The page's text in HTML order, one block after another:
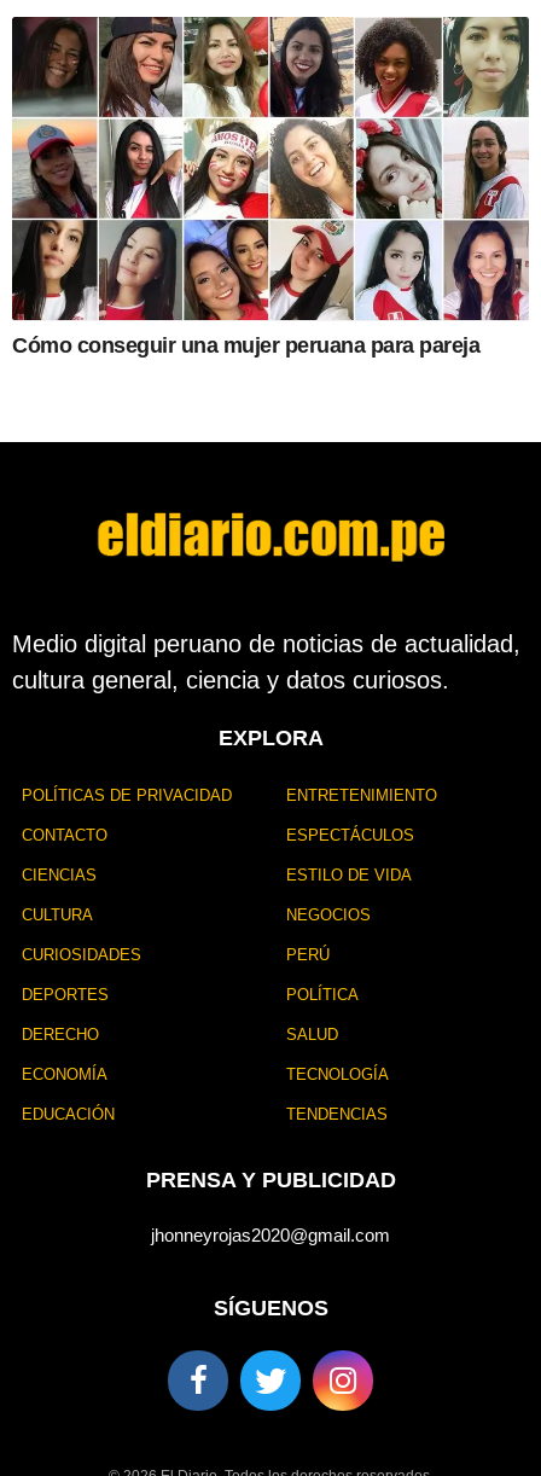
Cómo conseguir una mujer peruana para pareja
Medio digital peruano de noticias de actualidad,
cultura general, ciencia y datos curiosos.
EXPLORA
POLÍTICAS DE PRIVACIDAD
CONTACTO
CIENCIAS
CULTURA
CURIOSIDADES
DEPORTES
DERECHO
ECONOMÍA
EDUCACIÓN
ENTRETENIMIENTO
ESPECTÁCULOS
ESTILO DE VIDA
NEGOCIOS
PERÚ
POLÍTICA
SALUD
TECNOLOGÍA
TENDENCIAS
PRENSA Y PUBLICIDAD
jhonneyrojas2020@gmail.com
SÍGUENOS